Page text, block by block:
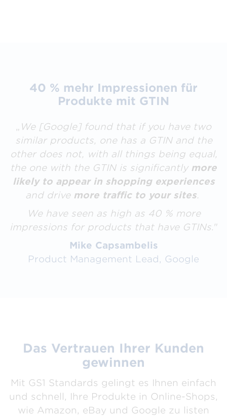
40 % mehr Impressionen für
Produkte mit GTIN
„ We [Google] found that if you have two
similar products, one has a GTIN and the
other does not, with all things being equal,
the one with the GTIN is significantly more
likely to appear in shopping experiences
and drive more traffic to your sites.
We have seen as high as 40 % more
impressions for products that have GTINs."
Mike Capsambelis
Product Management Lead, Google
Das Vertrauen Ihrer Kunden
gewinnen
Mit GS1 Standards gelingt es Ihnen einfach
und schnell, Ihre Produkte in Online-Shops,
wie Amazon, eBay und Google zu listen